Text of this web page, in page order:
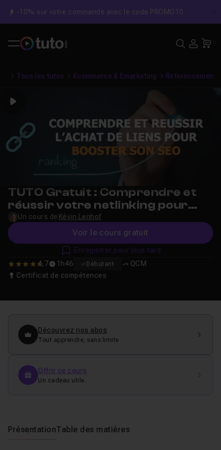
-10% sur votre commande avec le code PROMO10
Tous les tutos Ecommerce & Emarketing Referencement
Play
TUTO Gratuit : Comprendre et
réussir votre netlinking pour
booster votre SEO
Un cours de Kévin Lenhof
Voir le cours gratuit
4.6666666666667
4,7 1h46 Débutant
QCM
Certificat de compétences
Enregistrer pour plus tard
Découvrez nos abos
Tout apprendre, sans limite
Offrir ce cours
Un cadeau utile.
PrésentationTable des matières